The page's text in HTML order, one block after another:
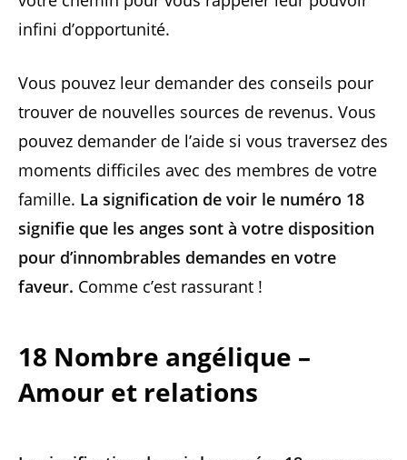
infini d’opportunité.
Vous pouvez leur demander des conseils pour
trouver de nouvelles sources de revenus. Vous
pouvez demander de l’aide si vous traversez des
moments difficiles avec des membres de votre
famille. La signification de voir le numéro 18
signifie que les anges sont à votre disposition
pour d’innombrables demandes en votre
faveur. Comme c’est rassurant !
18 Nombre angélique –
Amour et relations